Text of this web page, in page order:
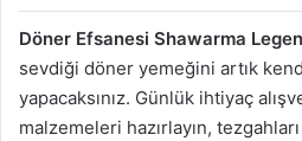
Döner Efsanesi Shawarma
sevdiği döner yemeğini artık
yapacaksınız. Günlük ihtiyaç
malzemeleri hazırlayın,